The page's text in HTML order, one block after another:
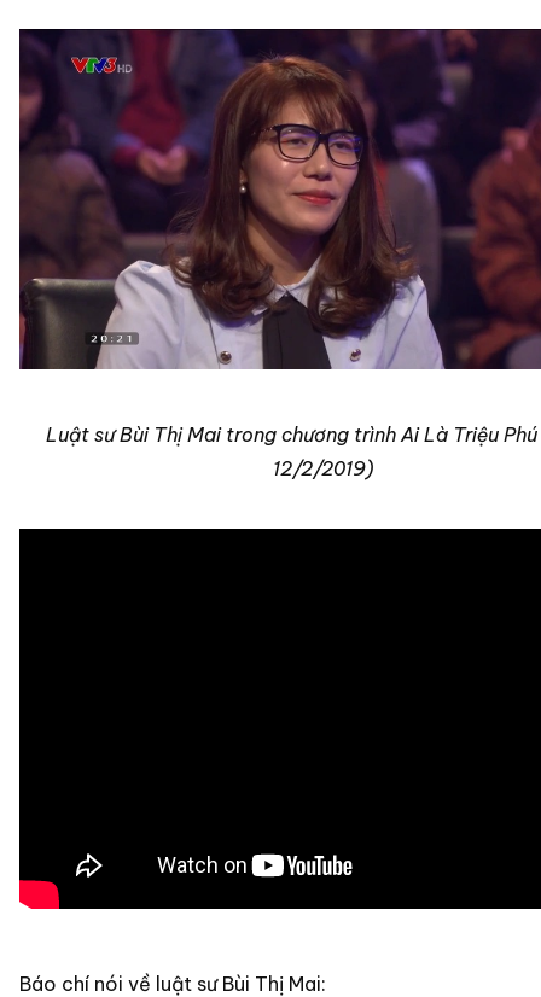
Luật sư Bùi Thị Mai trong chương trình Ai Là Triệu
12/2/2019)
Báo chí nói về luật sư Bùi Thị Mai: